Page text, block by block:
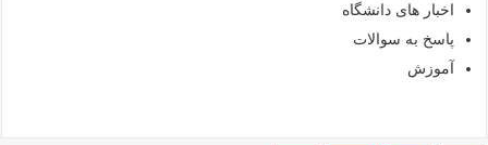
اخبار های دانشگاه
پاسخ به سوالات
آموزش